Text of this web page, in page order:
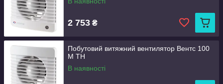
2 753 ₴
Побутовий витяжний вентилятор Вентс 100
М ТН
В наявності